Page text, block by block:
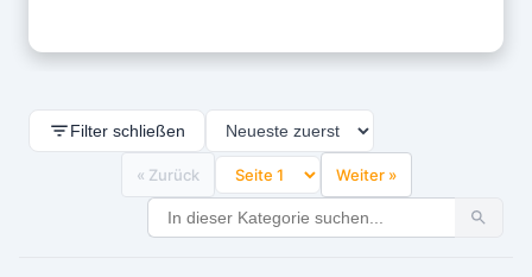
Filter schließen
« Zurück Weiter »